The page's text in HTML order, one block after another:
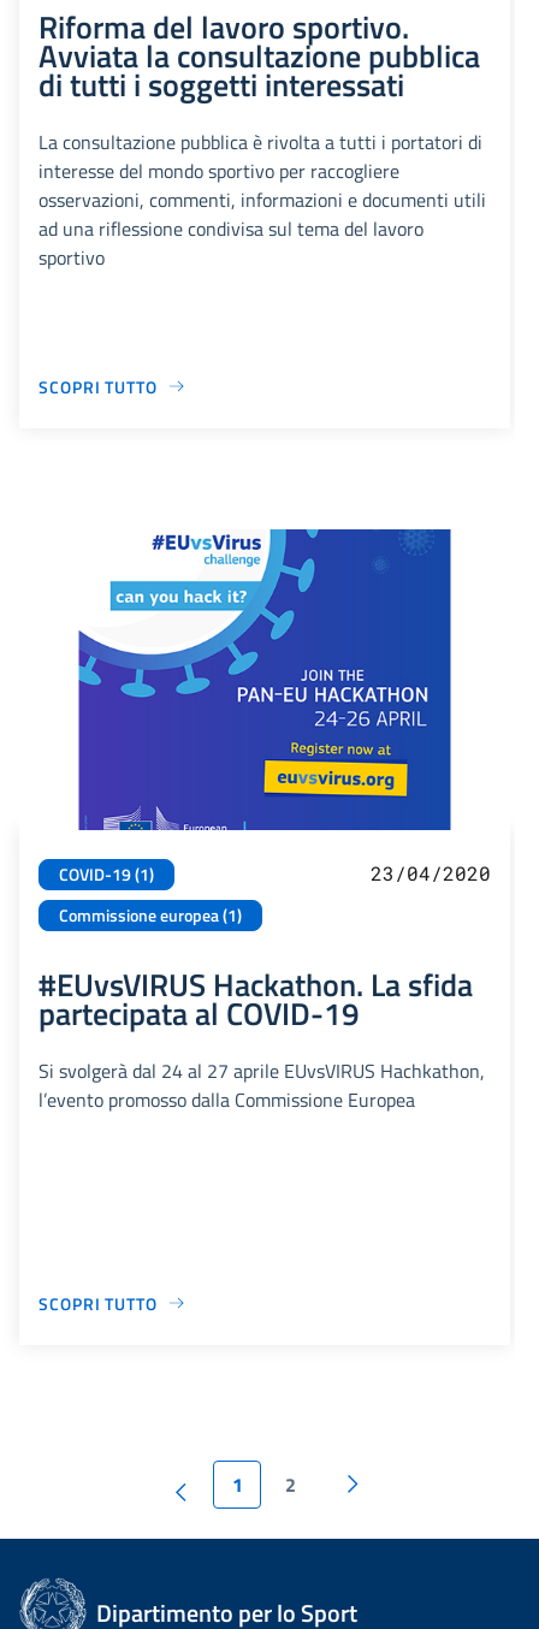
Riforma del lavoro sportivo.
Avviata la consultazione pubblica
di tutti i soggetti interessati
La consultazione pubblica è rivolta a tutti i portatori di
interesse del mondo sportivo per raccogliere
osservazioni, commenti, informazioni e documenti utili
ad una riflessione condivisa sul tema del lavoro
sportivo
SCOPRI TUTTO
COVID-19 (1)
Commissione europea (1)
23/04/2020
#EUvsVIRUS Hackathon. La sfida
partecipata al COVID-19
Si svolgerà dal 24 al 27 aprile EUvsVIRUS Hachkathon,
l’evento promosso dalla Commissione Europea
SCOPRI TUTTO
1 2
Dipartimento per lo Sport